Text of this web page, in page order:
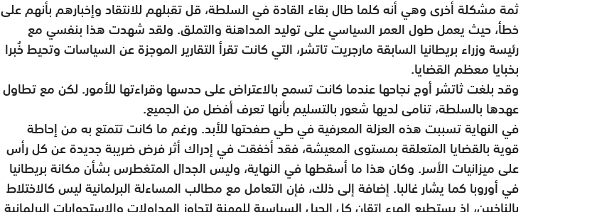
ثمة مشكلة أخرى وهي أنه كلما طال بقاء القادة في السلطة، قل تقبلهم للانتقاد وإخبارهم بأنهم على
خطأ، حيث يعمل طول العمر السياسي على توليد المداهنة والتملق. ولقد شهدت هذا بنفسي مع
رئيسة وزراء بريطانيا السابقة مارجريت تاتشر، التي كانت تقرأ التقارير الموجزة عن السياسات وتحيط خُبرا
بخبايا معظم القضايا.
وقد بلغت ثاتشر أوج نجاحها عندما كانت تسمح بالاعتراض على حدسها وقراءتها للأمور. لكن مع تطاول
عهدها بالسلطة، تنامى لديها شعور بالتسليم بأنها تعرف أفضل من الجميع.
في النهاية تسببت هذه العزلة المعرفية في طي صفحتها للأبد. ورغم ما كانت تتمتع به من إحاطة
قوية بالقضايا المتعلقة بمستوى المعيشة، فقد أخفقت في إدراك أثر فرض ضريبة جديدة عن كل رأس
على ميزانيات الأسر. وكان هذا ما أسقطها في النهاية، وليس الجدال المتغطرس بشأن مكانة بريطانيا
في أوروبا كما يشار غالبا. إضافة إلى ذلك، فإن التعامل مع مطالب المساءلة البرلمانية ليس كالاختلاط